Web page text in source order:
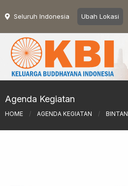
Seluruh Indonesia Ubah Lokasi
Agenda Kegiatan
HOME / AGENDA KEGIATAN / BINTAN